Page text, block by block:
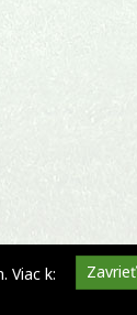
Zavrieť
Viac k: